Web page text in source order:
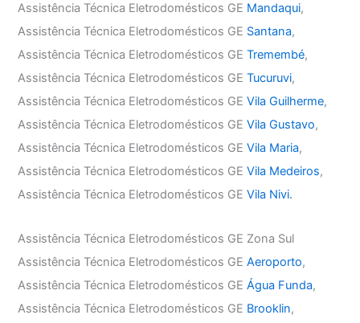
Assistência Técnica Eletrodomésticos GE Mandaqui,
Assistência Técnica Eletrodomésticos GE Santana,
Assistência Técnica Eletrodomésticos GETremembé,
Assistência Técnica Eletrodomésticos GETucuruvi,
Assistência Técnica Eletrodomésticos GEVila Guilherme,
Assistência Técnica Eletrodomésticos GEVila Gustavo,
Assistência Técnica Eletrodomésticos GEVila Maria,
Assistência Técnica Eletrodomésticos GEVila Medeiros,
Assistência Técnica Eletrodomésticos GEVila Nivi.
Assistência Técnica Eletrodomésticos GE Zona Sul
Assistência Técnica Eletrodomésticos GEAeroporto,
Assistência Técnica Eletrodomésticos GEÁgua Funda,
Assistência Técnica Eletrodomésticos GE Brooklin,